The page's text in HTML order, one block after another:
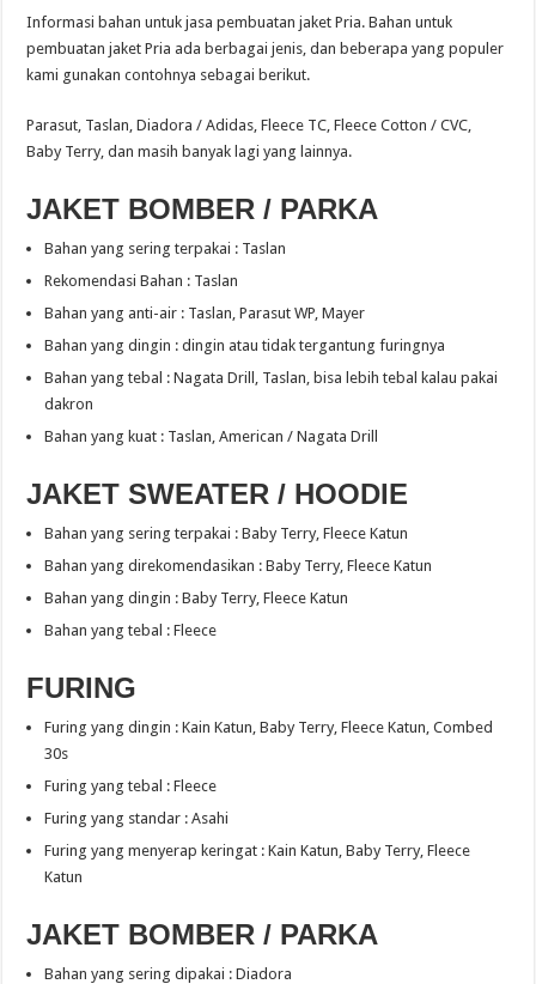
Informasi bahan untuk jasa pembuatan jaket Pria. Bahan untuk
pembuatan jaket Pria ada berbagai jenis, dan beberapa yang populer
kami gunakan contohnya sebagai berikut.
Parasut, Taslan, Diadora / Adidas, Fleece TC, Fleece Cotton / CVC,
Baby Terry, dan masih banyak lagi yang lainnya.
JAKET BOMBER / PARKA
Bahan yang sering terpakai : Taslan
Rekomendasi Bahan : Taslan
Bahan yang anti-air : Taslan, Parasut WP, Mayer
Bahan yang dingin : dingin atau tidak tergantung furingnya
Bahan yang tebal : Nagata Drill, Taslan, bisa lebih tebal kalau pakai
dakron
Bahan yang kuat : Taslan, American / Nagata Drill
JAKET SWEATER / HOODIE
Bahan yang sering terpakai : Baby Terry, Fleece Katun
Bahan yang direkomendasikan : Baby Terry, Fleece Katun
Bahan yang dingin : Baby Terry, Fleece Katun
Bahan yang tebal : Fleece
FURING
Furing yang dingin : Kain Katun, Baby Terry, Fleece Katun, Combed
30s
Furing yang tebal : Fleece
Furing yang standar : Asahi
Furing yang menyerap keringat : Kain Katun, Baby Terry, Fleece
Katun
JAKET BOMBER / PARKA
Bahan yang sering dipakai : Diadora